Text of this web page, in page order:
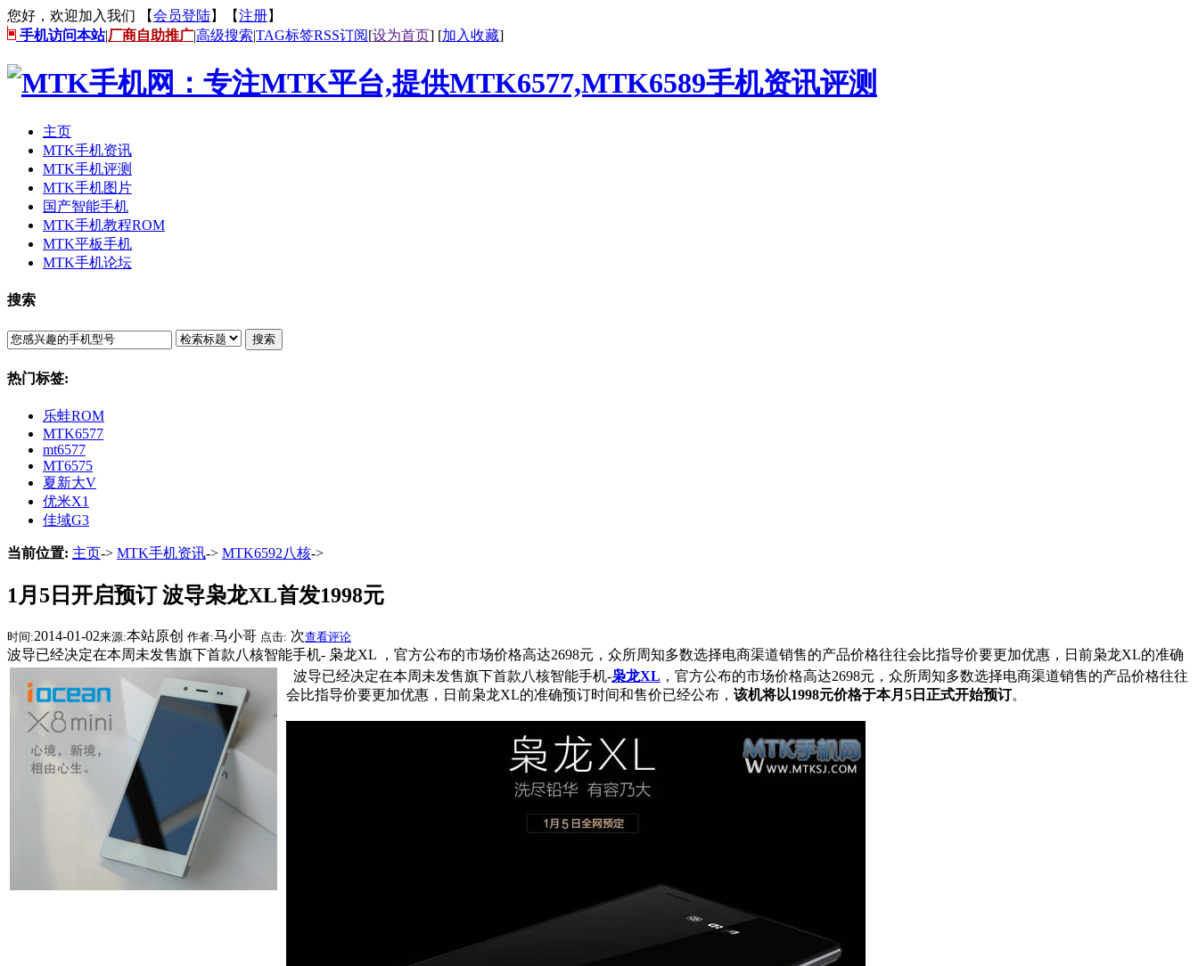
您好，欢迎加入我们 【会员登陆】【注册】
手机访问本站|厂商自助推广|高级搜索|TAG标签RSS订阅[设为首页] [加入收藏]
主页
MTK手机资讯
MTK手机评测
MTK手机图片
国产智能手机
MTK手机教程ROM
MTK平板手机
MTK手机论坛
搜索
搜索
热门标签:
乐蛙ROM
MTK6577
mt6577
MT6575
夏新大V
优米X1
佳域G3
当前位置: 主页-> MTK手机资讯-> MTK6592八核->
1月5日开启预订 波导枭龙XL首发1998元
时间:2014-01-02来源:本站原创 作者:马小哥 点击: 次查看评论
波导已经决定在本周未发售旗下首款八核智能手机- 枭龙XL ，官方公布的市场价格高达2698元，众所周知多数选择电商渠道销售的产品价格往往会比指导价要更加优惠，日前枭龙XL的准确
波导已经决定在本周未发售旗下首款八核智能手机-枭龙XL ，官方公布的市场价格高达2698元，众所周知多数选择电商渠道销售的产品价格往往
会比指导价要更加优惠，日前枭龙XL的准确预订时间和售价已经公布， 该机将以1998元价格于本月5日正式开始预订。